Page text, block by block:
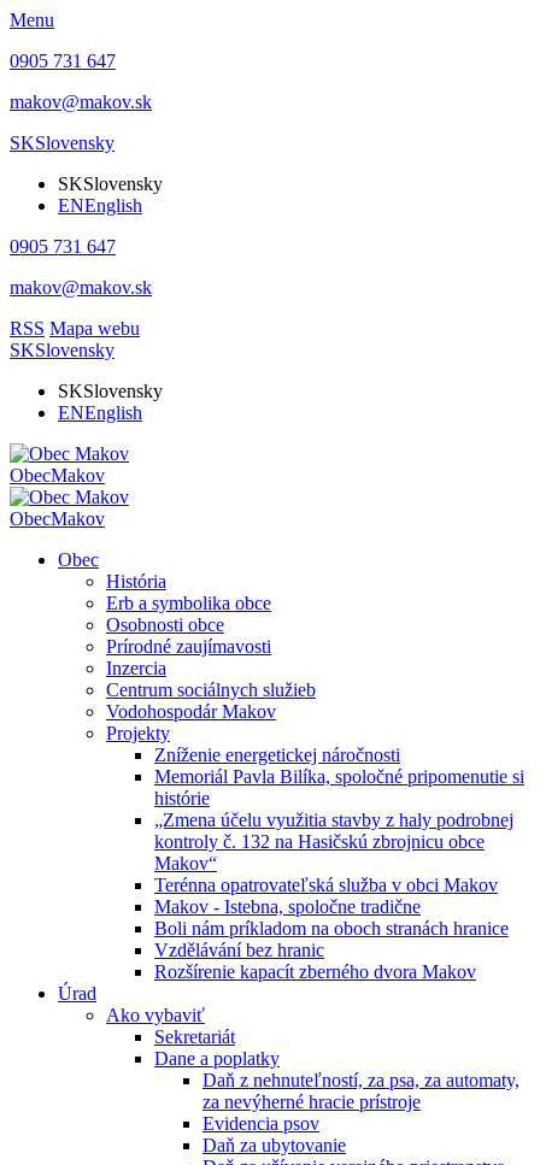
Menu
0905 731 647
makov@makov.sk
SKSlovensky
SKSlovensky
ENEnglish
0905 731 647
makov@makov.sk
RSS Mapa webu
SKSlovensky
SKSlovensky
ENEnglish
ObecMakov
ObecMakov
Obec
História
Erb a symbolika obce
Osobnosti obce
Prírodné zaujímavosti
Inzercia
Centrum sociálnych služieb
Vodohospodár Makov
Projekty
Zníženie energetickej náročnosti
Memoriál Pavla Bilíka, spoločné pripomenutie si
histórie
„Zmena účelu využitia stavby z haly podrobnej
kontroly č. 132 na Hasičskú zbrojnicu obce
Makov“
Terénna opatrovateľská služba v obci Makov
Makov - Istebna, spoločne tradične
Boli nám príkladom na oboch stranách hranice
Vzdělávání bez hranic
Rozšírenie kapacít zberného dvora Makov
Úrad
Ako vybaviť
Sekretariát
Dane a poplatky
Daň z nehnuteľností, za psa, za automaty,
za nevýherné hracie prístroje
Evidencia psov
Daň za ubytovanie